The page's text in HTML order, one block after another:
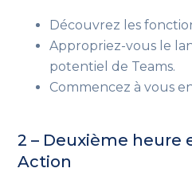
Découvrez les
Appropriez-vous le
potentiel de Teams.
Commencez à vous
2 – Deuxième heure
Action